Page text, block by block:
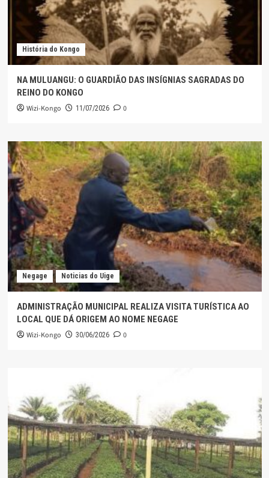
História do Kongo
NA MULUANGU: O GUARDIÃO DAS INSÍGNIAS SAGRADAS DO
REINO DO KONGO
Wizi-Kongo 11/07/2026 0
Negage Noticias do Uige
ADMINISTRAÇÃO MUNICIPAL REALIZA VISITA TURÍSTICA AO
LOCAL QUE DÁ ORIGEM AO NOME NEGAGE
Wizi-Kongo 30/06/2026 0